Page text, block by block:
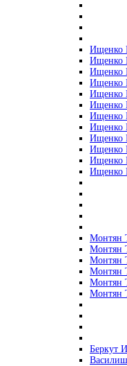
Ищенко
Ищенко
Ищенко
Ищенко
Ищенко
Ищенко
Ищенко
Ищенко
Ищенко
Ищенко
Ищенко
Ищенко
Монтян
Монтян
Монтян
Монтян
Монтян
Монтян
Беркут